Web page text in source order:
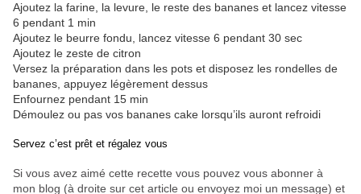
Ajoutez la farine, la levure, le reste des bananes et lancez vitesse
6 pendant 1 min
Ajoutez le beurre fondu, lancez vitesse 6 pendant 30 sec
Ajoutez le zeste de citron
Versez la préparation dans les pots et disposez les rondelles de
bananes, appuyez légèrement dessus
Enfournez pendant 15 min
Démoulez ou pas vos bananes cake lorsqu’ils auront refroidi
Servez c’est prêt et régalez vous
Si vous avez aimé cette recette vous pouvez vous abonner à
mon blog (à droite sur cet article ou envoyez moi un message) et